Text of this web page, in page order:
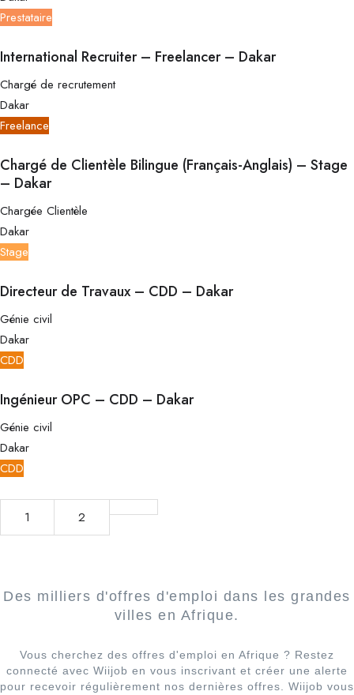
Prestataire
International Recruiter – Freelancer – Dakar
Chargé de recrutement
Dakar
Freelance
Chargé de Clientèle Bilingue (Français-Anglais) – Stage
– Dakar
Chargée Clientèle
Dakar
Stage
Directeur de Travaux – CDD – Dakar
Génie civil
Dakar
CDD
Ingénieur OPC – CDD – Dakar
Génie civil
Dakar
CDD
1 2
Des milliers d'offres d'emploi dans les grandes
villes en Afrique.
Vous cherchez des offres d'emploi en Afrique ? Restez
connecté avec Wiijob en vous inscrivant et créer une alerte
pour recevoir régulièrement nos dernières offres. Wiijob vous